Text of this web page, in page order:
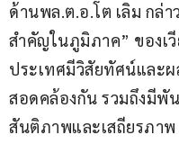
ด้านพล.ต.อ.โต เลิม กล่
สำคัญในภูมิภาค” ของเ
ประเทศมีวิสัยทัศน์และ
สอดคล้องกัน รวมถึงมีพั
สันติภาพและเสถียรภา